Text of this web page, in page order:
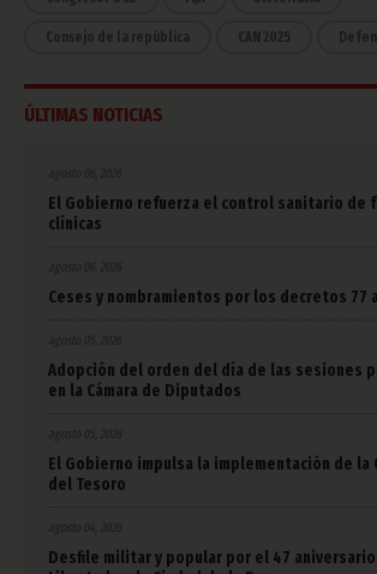
Consejo de la república CAN 2025
ÚLTIMAS NOTICIAS
agosto 06, 2026
El Gobierno refuerza el control sanitario de
clínicas
agosto 06, 2026
Ceses y nombramientos por los decretos 77
Adopción del orden del día de las sesiones
en la Cámara de Diputados
El Gobierno impulsa la implementación de la
del Tesoro
agosto 04, 2026
Desfile militar y popular por el 47